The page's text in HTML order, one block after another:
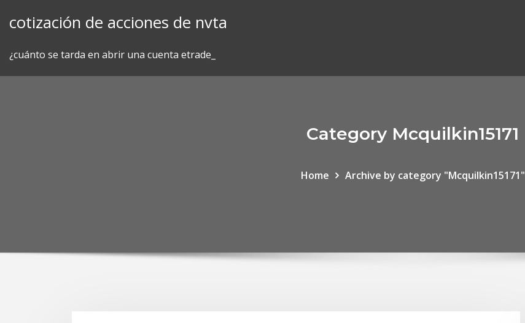
cotización de acciones de nvta
¿cuánto se tarda en abrir una cuenta etrade_
Category Mcquilkin15171
Home Archive by category "Mcquilkin15171"